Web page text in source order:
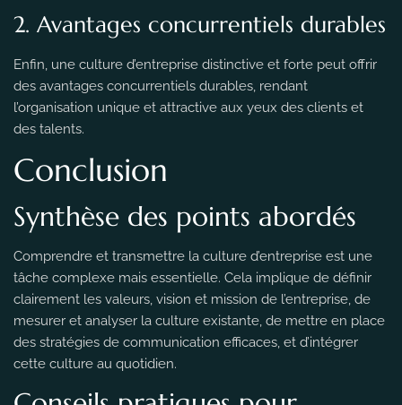
2. Avantages concurrentiels durables
Enfin, une culture d’entreprise distinctive et forte peut offrir
des avantages concurrentiels durables, rendant
l’organisation unique et attractive aux yeux des clients et
des talents.
Conclusion
Synthèse des points abordés
Comprendre et transmettre la culture d’entreprise est une
tâche complexe mais essentielle. Cela implique de définir
clairement les valeurs, vision et mission de l’entreprise, de
mesurer et analyser la culture existante, de mettre en place
des stratégies de communication efficaces, et d’intégrer
cette culture au quotidien.